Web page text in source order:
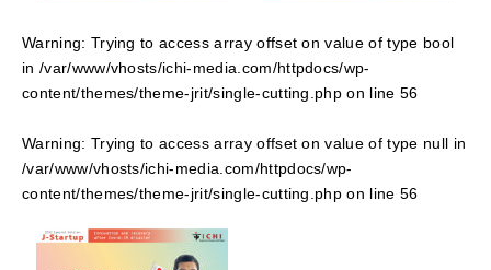
Warning: Trying to access array offset on value of type bool
in /var/www/vhosts/ichi-media.com/httpdocs/wp-
content/themes/theme-jrit/single-cutting.phpon line 56
Warning: Trying to access array offset on value of type null in
/var/www/vhosts/ichi-media.com/httpdocs/wp-
content/themes/theme-jrit/single-cutting.phpon line 56